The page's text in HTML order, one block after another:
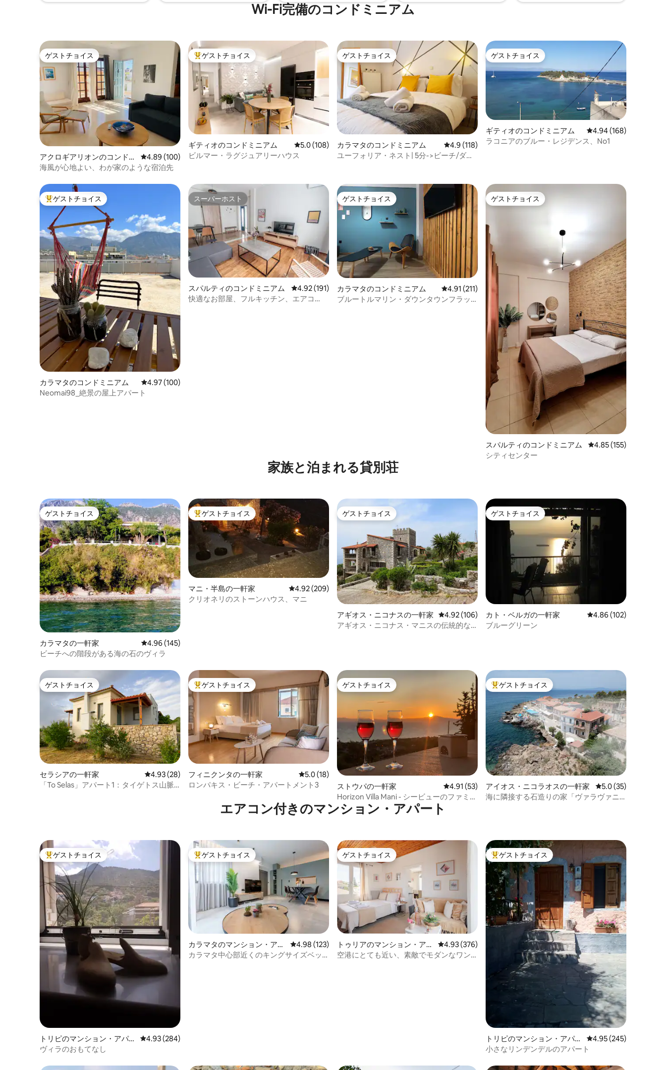
Wi-Fi完備のコンドミニアム
ゲストチョイス
ゲストチョイス
アクロギアリオンのコンドミ
ニアム
レビュー100件、5つ星中4.89つ星の平均評価
4.89 (100)
海風が心地よい、わが家のような宿泊先
大好評のゲストチョイスです。
ゲストチョイス
ギティオのコンドミニアム レビュー108件、5つ星中5.0つ星の平均評価
5.0 (108)
ビルマー・ラグジュアリーハウス
ゲストチョイス
ゲストチョイス
カラマタのコンドミニアム レビュー118件、5つ星中4.9つ星の平均評価
4.9 (118)
ユーフォリア・ネスト| 5分->ビーチ/ダイ
ゲストチョイス
ゲストチョイス
ギティオのコンドミニアム レビュー168件、5つ
4.94 (168)
ラコニアのブルー・レジデンス、No1
大好評のゲストチョイスです。
ゲストチョイス
カラマタのコンドミニアム レビュー100件、5つ星中4.97つ星の平均評価
4.97 (100)
Neomai98_絶景の屋上アパート
スーパーホスト
スーパーホスト
スパルティのコンドミニアム レビュー191件、5つ星中4.92つ星の平均評価
4.92 (191)
快適なお部屋、フルキッチン、エアコ
ゲストチョイス
ゲストチョイス
カラマタのコンドミニアム レビュー211件、5つ星中4.91つ星の平均評価
4.91 (211)
ブルートルマリン・ダウンタウンフラッ
ゲストチョイス
ゲストチョイス
スパルティのコンドミニアム レビュー155件、5つ
4.85 (155)
シティセンター
家族と泊まれる貸別荘
ゲストチョイス
ゲストチョイス
カラマタの一軒家 レビュー145件、5つ星中4.96つ星の平均評価
4.96 (145)
ビーチへの階段がある海の石のヴィラ
大好評のゲストチョイスです。
ゲストチョイス
マニ・半島の一軒家 レビュー209件、5つ星中4.92つ星の平均評価
4.92 (209)
クリオネリのストーンハウス、マニ
ゲストチョイス
ゲストチョイス
アギオス・ニコナスの一軒家 レビュー106件、5つ星中4.92つ星の平均評価
4.92 (106)
アギオス・ニコナス・マニスの伝統的な
ゲストチョイス
ゲストチョイス
カト・ベルガの一軒家 レビュー102件、5つ
4.86 (102)
ブルーグリーン
ゲストチョイス
ゲストチョイス
セラシアの一軒家 レビュー28件、5つ星中4.93つ星の平均評価
4.93 (28)
「To Selas」アパート1：タイゲトス山脈
大好評のゲストチョイスです。
ゲストチョイス
フィニクンタの一軒家 レビュー18件、5つ星中5.0つ星の平均評価
5.0 (18)
ロンパキス・ビーチ・アパートメント3
ゲストチョイス
ゲストチョイス
ストウパの一軒家 レビュー53件、5つ星中4.91つ星の平均評価
4.91 (53)
Horizon Villa Mani - シービューのファミリ
ーホーム
大好評のゲストチョイスです。
ゲストチョイス
アイオス・ニコラオスの一軒家 レビュー35件、5つ
5.0 (35)
海に隣接する石造りの家「ヴァラヴァニ
エアコン付きのマンション・アパート
大好評のゲストチョイスです。
ゲストチョイス
トリピのマンション・アパー
ト
レビュー284件、5つ星中4.93つ星の平均評価
4.93 (284)
ヴィラのおもてなし
大好評のゲストチョイスです。
ゲストチョイス
カラマタのマンション・アパ
ート
レビュー123件、5つ星中4.98つ星の平均評価
4.98 (123)
カラマタ中心部近くのキングサイズベッ
ゲストチョイス
ゲストチョイス
トゥリアのマンション・アパ
ート
レビュー376件、5つ星中4.93つ星の平均評価
4.93 (376)
空港にとても近い、素敵でモダンなワン
大好評のゲストチョイスです。
ゲストチョイス
トリピのマンション・アパー
ト
レビュー245件、5つ
4.95 (245)
小さなリンデンデルのアパート